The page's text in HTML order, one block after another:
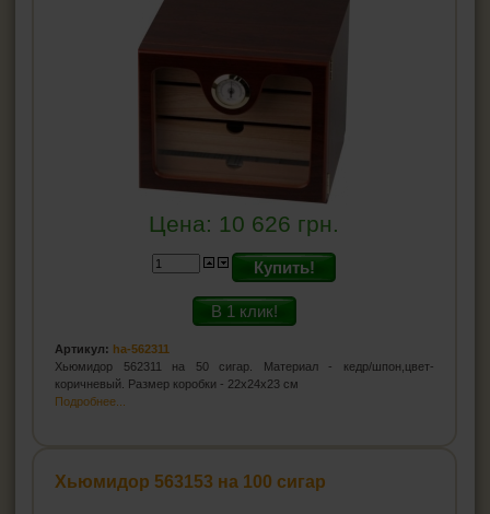
Цена: 10 626 грн.
Купить!
В 1 клик!
Артикул: ha-562311
Хьюмидор 562311 на 50 сигар. Материал - кедр/шпон,цвет-
коричневый. Размер коробки - 22x24x23 см
Подробнее...
Хьюмидор 563153 на 100 сигар